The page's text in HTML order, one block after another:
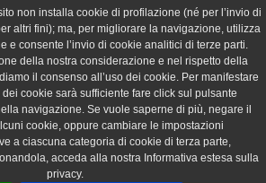
non installa cookie di profilazione (né per l’invio di
altri fini); ma, per migliorare la navigazione, utilizza
e consente l’invio di cookie analitici di terze parti.
della nostra considerazione e nel rispetto della
il consenso all’uso dei cookie. Per manifestare
cookie sarà sufficiente fare click sul pulsante
navigazione. Se vuole saperne di più, negare il
cookie, oppure cambiare le impostazioni
a ciascuna categoria di cookie di terza parte,
acceda alla nostra Informativa estesa sulla
privacy.